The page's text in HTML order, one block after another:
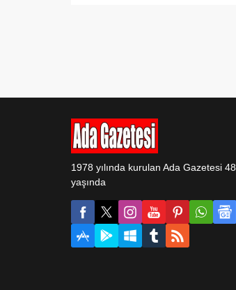
başkanı Atilla Aytaç “Zaten
Adalar’da bütün iskeleler kaçak”...
1978 yılında kurulan Ada Gazetesi 48
yaşında